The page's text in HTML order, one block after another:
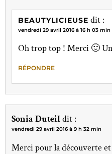
BEAUTYLICIEUSE dit :
vendredi 29 avril 2016 à 16 h 03 min
Oh trop top ! Merci 🙂
RÉPONDRE
Sonia Duteildit :
vendredi 29 avril 2016 à 9 h 32 min
Merci pour la découverte